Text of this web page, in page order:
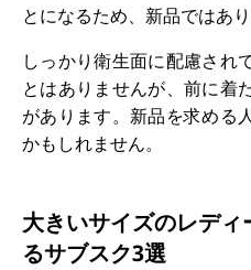
とになるため、新品ではあり
しっかり衛生面に配慮され
とはありませんが、前に着
があります。新品を求める
かもしれません。
大きいサイズのレデ
るサブスク3選